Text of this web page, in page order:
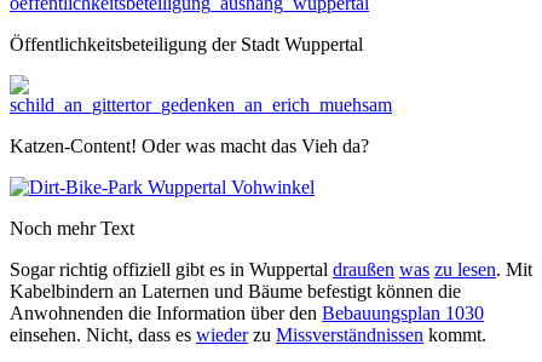
Öffentlichkeitsbeteiligung der Stadt Wuppertal
Katzen-Content! Oder was macht das Vieh da?
Noch mehr Text
Sogar richtig offiziell gibt es in Wuppertal draußen was zu lesen. Mit
Kabelbindern an Laternen und Bäume befestigt können die
Anwohnenden die Information über den Bebauungsplan 1030
einsehen. Nicht, dass es wiederzu Missverständnissen kommt.